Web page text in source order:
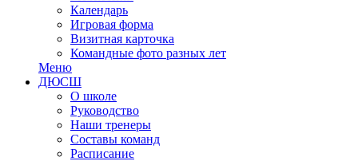
Календарь
Игровая форма
Визитная карточка
Командные фото разных лет
Меню
ДЮСШ
О школе
Руководство
Наши тренеры
Составы команд
Расписание